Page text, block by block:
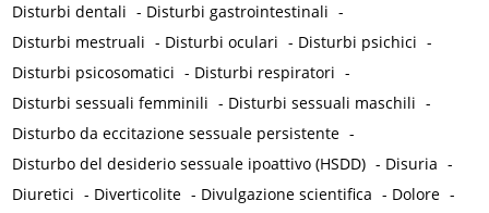
Disturbi dentali - Disturbi gastrointestinali -
Disturbi mestruali - Disturbi oculari - Disturbi psichici -
Disturbi psicosomatici - Disturbi respiratori -
Disturbi sessuali femminili - Disturbi sessuali maschili -
Disturbo da eccitazione sessuale persistente -
Disturbo del desiderio sessuale ipoattivo (HSDD) - Disuria -
Diuretici - Diverticolite - Divulgazione scientifica - Dolore -